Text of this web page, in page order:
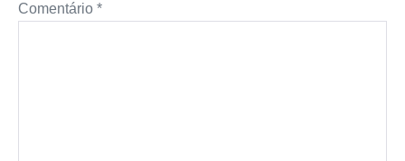
Comentário *